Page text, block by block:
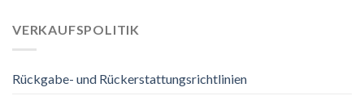
VERKAUFSPOLITIK
Rückgabe- und Rückerstattungsrichtlinien